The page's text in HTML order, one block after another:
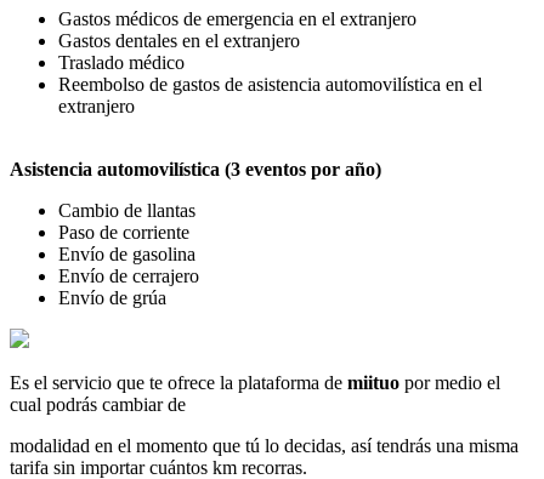
Gastos médicos de emergencia en el extranjero
Gastos dentales en el extranjero
Traslado médico
Reembolso de gastos de asistencia automovilística en el
extranjero
Asistencia automovilística (3 eventos por año)
Cambio de llantas
Paso de corriente
Envío de gasolina
Envío de cerrajero
Envío de grúa
Es el servicio que te ofrece la plataforma de miituo por medio el
cual podrás cambiar de
modalidad en el momento que tú lo decidas, así tendrás una misma
tarifa sin importar cuántos km recorras.